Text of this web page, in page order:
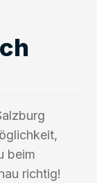
beim
richtig!